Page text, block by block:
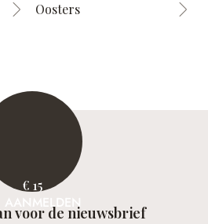
Oosters
€ 15
AANMELDEN
voor de nieuwsbrief